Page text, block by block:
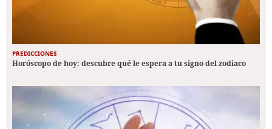
PREDICCIONES
Horóscopo de hoy: descubre qué le espera a tu signo del zodiaco